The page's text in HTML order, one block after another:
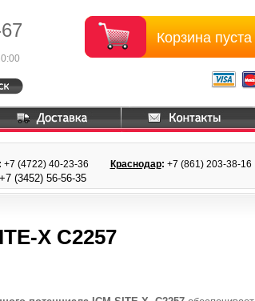
Корзина пуста
+7 (4722) 40-23-36 Краснодар: +7 (861) 203-38-16
+7 (3452) 56-56-35
X С2257